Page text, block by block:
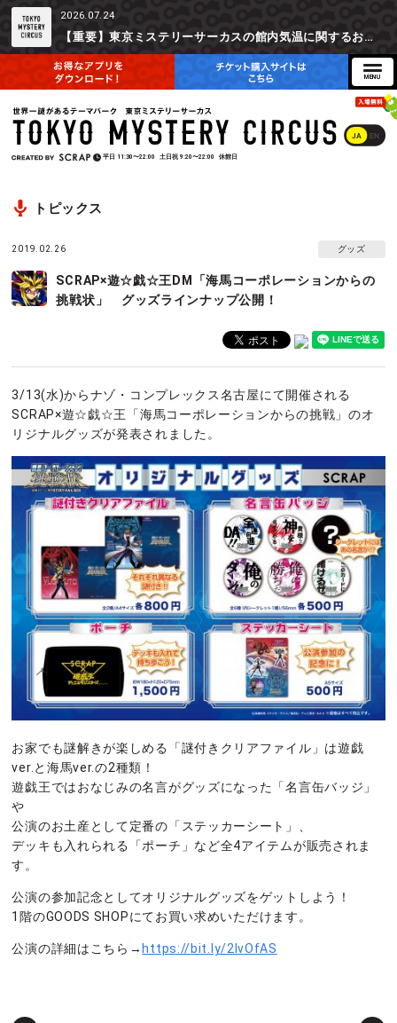
2026.07.24
【重要】東京ミステリーサーカスの館内気温に関するお詫びとご参加辞退時の返金対応について
JA EN
平日 11:30〜22:00 土日祝 9:20〜22:00 休館日
トピックス
2019.02.26 グッズ
SCRAP×遊☆戯☆王DM「海馬コーポレーションからの
挑戦状」 グッズラインナップ公開！
3/13(水)からナゾ・コンプレックス名古屋にて開催される
SCRAP×遊☆戯☆王「海馬コーポレーションからの挑戦」のオ
リジナルグッズが発表されました。
お家でも謎解きが楽しめる「謎付きクリアファイル」は遊戯
ver.と海馬ver.の2種類！
遊戯王ではおなじみの名言がグッズになった「名言缶バッジ」
や
公演のお土産として定番の「ステッカーシート」、
デッキも入れられる「ポーチ」など全4アイテムが販売されま
す。
公演の参加記念としてオリジナルグッズをゲットしよう！
1階のGOODS SHOPにてお買い求めいただけます。
公演の詳細はこちら→ https://bit.ly/2IvOfAS